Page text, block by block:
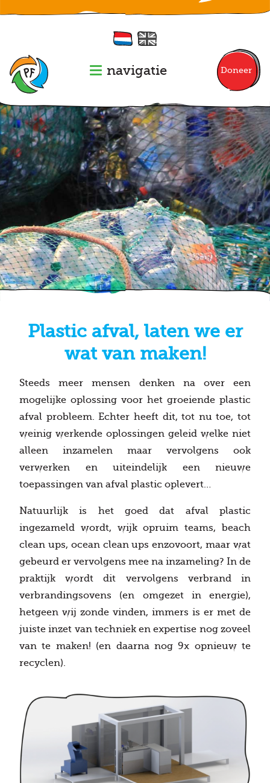
navigatie Doneer
Plastic afval, laten we er
wat van maken!
Steeds meer mensen denken na over een
mogelijke oplossing voor het groeiende plastic
afval probleem. Echter heeft dit, tot nu toe, tot
weinig werkende oplossingen geleid welke niet
alleen inzamelen maar vervolgens ook
verwerken en uiteindelijk een nieuwe
toepassingen van afval plastic oplevert…
Natuurlijk is het goed dat afval plastic
ingezameld wordt, wijk opruim teams, beach
clean ups, ocean clean ups enzovoort, maar wat
gebeurd er vervolgens mee na inzameling? In de
praktijk wordt dit vervolgens verbrand in
verbrandingsovens (en omgezet in energie),
hetgeen wij zonde vinden, immers is er met de
juiste inzet van techniek en expertise nog zoveel
van te maken! (en daarna nog 9x opnieuw te
recyclen).